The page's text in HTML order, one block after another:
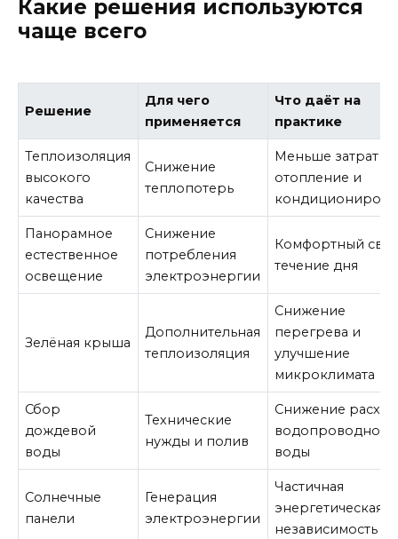
Какие решения используются
чаще всего
Решение
Для чего
применяется
Что даёт на
практике
Теплоизоляция
высокого
качества
Снижение
теплопотерь
Меньше затрат на
отопление и
Панорамное
естественное
освещение
Снижение
потребления
электроэнергии
Комфортный
течение дня
Зелёная крыша
Дополнительная
теплоизоляция
Снижение
перегрева и
улучшение
микроклимата
Сбор
дождевой
воды
Технические
нужды и полив
Снижение
водопроводной
воды
Солнечные
панели
Генерация
электроэнергии
Частичная
энергетическая
независимость